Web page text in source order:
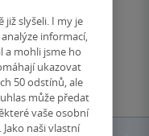
již slyšeli. I my je
informací,
a mohli jsme ho
ukazovat
50 odstínů, ale
může předat
vaše osobní
naši vlastní